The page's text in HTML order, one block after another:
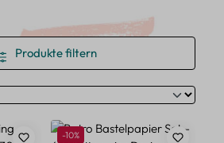
Produkte filtern
Rabatt
-10%